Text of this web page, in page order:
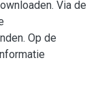
Via de
Op de